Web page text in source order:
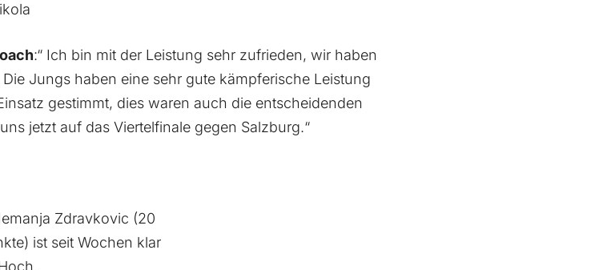
:“ Ich bin mit der Leistung sehr zufrieden, wir haben
Jungs haben eine sehr gute kämpferische Leistung
gestimmt, dies waren auch die entscheidenden
jetzt auf das Viertelfinale gegen Salzburg.“